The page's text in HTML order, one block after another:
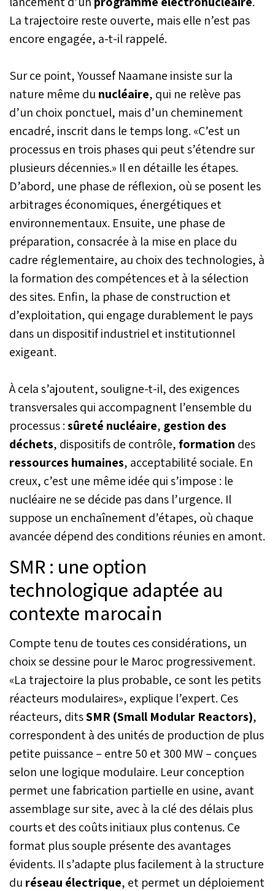
La trajectoire reste ouverte, mais elle n’est pas
encore engagée, a-t-il rappelé.
Sur ce point, Youssef Naamane insiste sur la
nature même du nucléaire, qui ne relève pas
d’un choix ponctuel, mais d’un cheminement
encadré, inscrit dans le temps long. «C’est un
processus en trois phases qui peut s’étendre sur
plusieurs décennies.» Il en détaille les étapes.
D’abord, une phase de réflexion, où se posent les
arbitrages économiques, énergétiques et
environnementaux. Ensuite, une phase de
préparation, consacrée à la mise en place du
cadre réglementaire, au choix des technologies, à
la formation des compétences et à la sélection
des sites. Enfin, la phase de construction et
d’exploitation, qui engage durablement le pays
dans un dispositif industriel et institutionnel
exigeant.
À cela s’ajoutent, souligne-t-il, des exigences
transversales qui accompagnent l’ensemble du
processus :sûreté nucléaire, gestion des
déchets, dispositifs de contrôle,formation des
ressources humaines, acceptabilité sociale. En
creux, c’est une même idée qui s’impose : le
nucléaire ne se décide pas dans l’urgence. Il
suppose un enchaînement d’étapes, où chaque
avancée dépend des conditions réunies en amont.
SMR : une option
technologique adaptée au
contexte marocain
Compte tenu de toutes ces considérations, un
choix se dessine pour le Maroc progressivement.
«La trajectoire la plus probable, ce sont les petits
réacteurs modulaires», explique l’expert. Ces
réacteurs, ditsSMR (Small Modular Reactors),
correspondent à des unités de production de plus
petite puissance – entre 50 et 300 MW – conçues
selon une logique modulaire. Leur conception
permet une fabrication partielle en usine, avant
assemblage sur site, avec à la clé des délais plus
courts et des coûts initiaux plus contenus. Ce
format plus souple présente des avantages
évidents. Il s’adapte plus facilement à la structure
du réseau électrique, et permet un déploiement